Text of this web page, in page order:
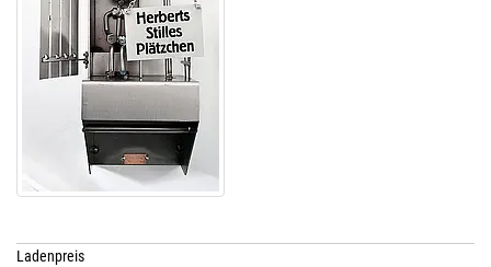
Ladenpreis